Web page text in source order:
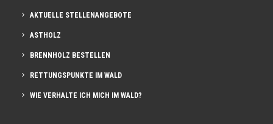
AKTUELLE STELLENANGEBOTE
ASTHOLZ
BRENNHOLZ BESTELLEN
RETTUNGSPUNKTE IM WALD
WIE VERHALTE ICH MICH IM WALD?